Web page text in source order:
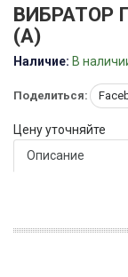
ВИБРАТОР
(А)
Наличие: В
Поделиться:
Цену уточняйте
Описание